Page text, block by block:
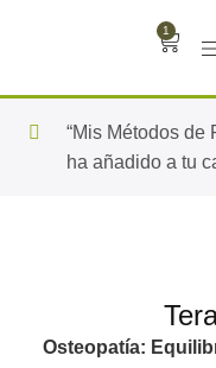
1
“Mis Métodos de
ha añadido a tu
Osteopatía: